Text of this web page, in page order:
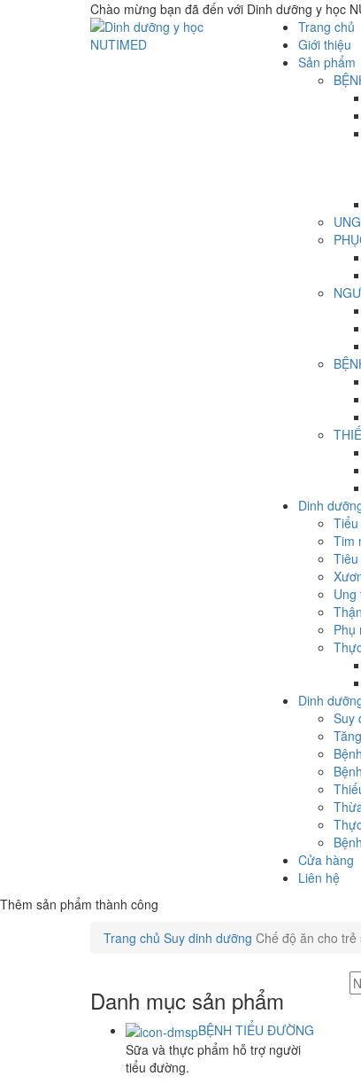
Chào mừng bạn đã đến với Dinh dưỡng y học
Trang chủ
Giới thiệu
Sản phẩm
Dinh
Tim
Ung
Phụ
Dinh
Suy
Cửa hàng
Liên hệ
Thêm sản phẩm thành công
Trang chủ Suy dinh dưỡng Chế độ ăn cho
Danh mục sản phẩm
BỆNH TIỂU ĐƯỜNG
Sữa và thực phẩm hỗ trợ người
tiểu đường.